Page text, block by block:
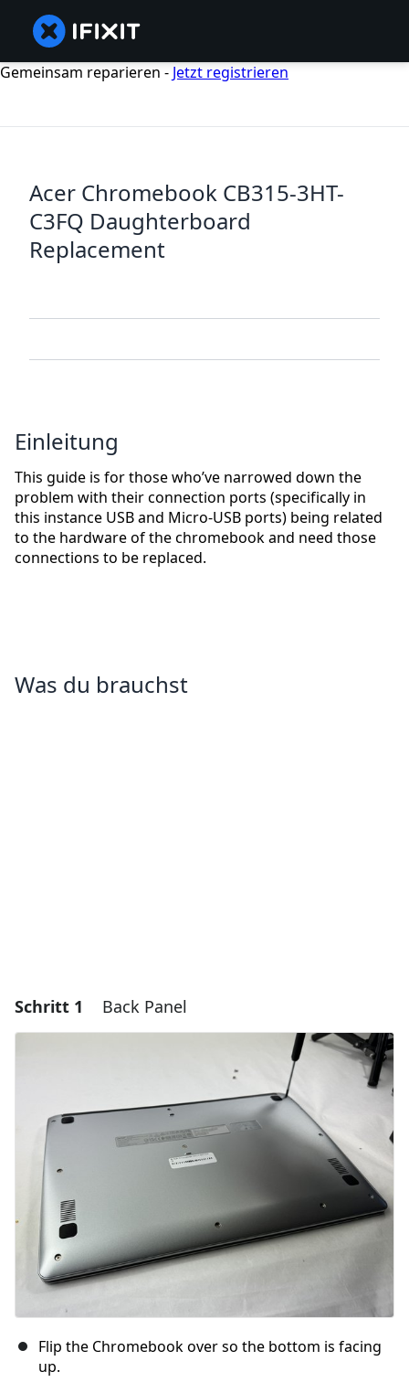
Gemeinsam reparieren - Jetzt registrieren
Acer Chromebook CB315-3HT-
C3FQ Daughterboard
Replacement
Einleitung
This guide is for those who’ve narrowed down the
problem with their connection ports (specifically in
this instance USB and Micro-USB ports) being related
to the hardware of the chromebook and need those
connections to be replaced.
Was du brauchst
Schritt 1 Back Panel
Flip the Chromebook over so the bottom is facing
up.